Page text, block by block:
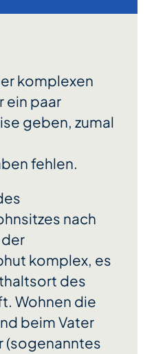
komplexen
ein paar
geben, zumal
fehlen.
nach
der
komplex, es
des
Wohnen die
beim Vater
(sogenanntes